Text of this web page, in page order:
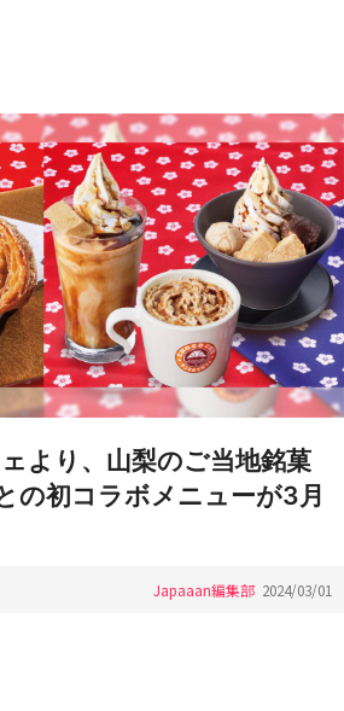
より、山梨のご当地銘菓
の初コラボメニューが3月
Japaaan編集部 2024/03/01